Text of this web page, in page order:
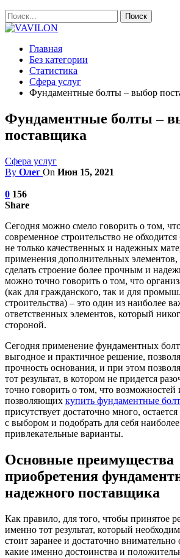
Главная
Без категории
Статистика
Сфера услуг
Фундаментные болты – выбор
Фундаментные болты –
поставщика
Сфера услуг
By Олег On Июн 15, 2021
0 156
Share
Сегодня можно смело говорить о том,
современное строительство не
не только качественных и надежных
применения дополнительных
сделать строение более прочным и
можно точно говорить о том, что
(как для гражданского, так и для
строительства) – это один из наиболее
ответственных элементов, который
стороной.
Сегодня применение фундаментных
выгодное и практичное решение,
прочность основания, и при этом
тот результат, в котором не придется
точно говорить о том, что
позволяющих купить фундаментные
присутствует достаточно много,
с выбором и подобрать для себя
привлекательные варианты.
Основные преимущества
приобретения
надежного поставщика
Как правило, для того, чтобы принятое
именно тот результат, который
стоит заранее и достаточно внимательно
какие именно достоинства и